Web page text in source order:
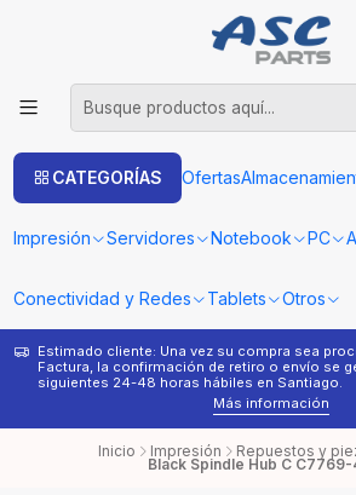
CATEGORÍAS Ofertas
Impresión Servidores Notebook PC
Conectividad y Redes Tablets Otros
Estimado cliente: Una vez su compra sea
Factura, la confirmación de retiro o envío se
siguientes 24-48 horas hábiles en Santiago.
Más información
Inicio Impresión Repuestos y
Black Spindle Hub C C7769-